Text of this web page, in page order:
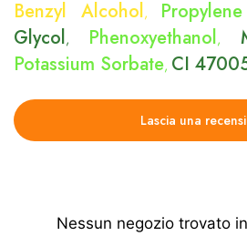
Benzyl Alcohol,
Glycol, Phenoxyethanol,
Potassium Sorbate, CI
Lascia una
Nessun negozio trovato